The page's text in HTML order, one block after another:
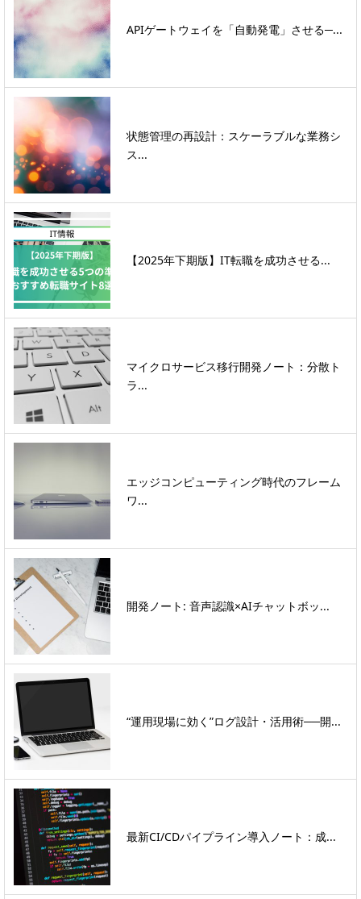
APIゲートウェイを「自動発電」させる─...
状態管理の再設計：スケーラブルな業務シ
ス...
【2025年下期版】IT転職を成功させる...
マイクロサービス移行開発ノート：分散ト
ラ...
エッジコンピューティング時代のフレーム
ワ...
開発ノート: 音声認識×AIチャットボッ...
“運用現場に効く”ログ設計・活用術──開...
最新CI/CDパイプライン導入ノート：成...